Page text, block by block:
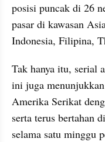
posisi puncak di 26
pasar di kawasan
Indonesia, Filipina,
Tak hanya itu, serial
ini juga
Amerika Serikat
serta terus bertahan
selama satu minggu